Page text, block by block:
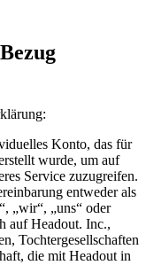
Konto, das für
wurde, um auf
Service zuzugreifen.
entweder als
„wir“, „uns“ oder
auf Headout. Inc.,
Tochtergesellschaften
die mit Headout in